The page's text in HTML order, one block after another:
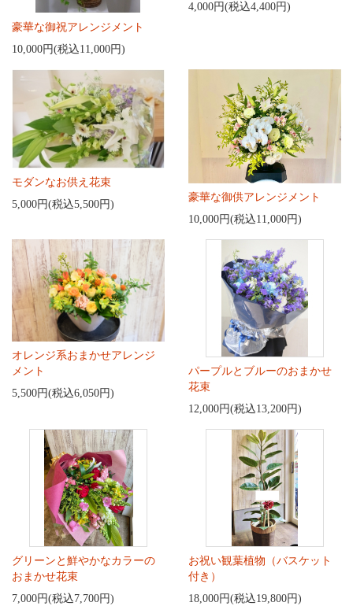
豪華な御祝アレンジメント
10,000円(税込11,000円)
4,000円(税込4,400円)
モダンなお供え花束
5,000円(税込5,500円)
豪華な御供アレンジメント
10,000円(税込11,000円)
オレンジ系おまかせアレンジ
メント
5,500円(税込6,050円)
パープルとブルーのおまかせ
花束
12,000円(税込13,200円)
グリーンと鮮やかなカラーの
おまかせ花束
7,000円(税込7,700円)
お祝い観葉植物（バスケット
付き）
18,000円(税込19,800円)